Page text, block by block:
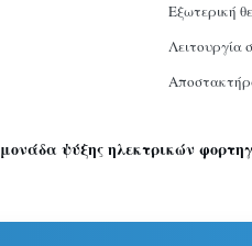
Εξωτερική
Λειτουργία
μονάδα ψύξης ηλεκτρικών